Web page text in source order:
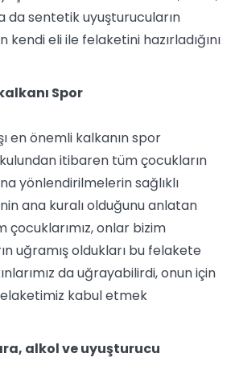
da sentetik uyuşturucuların
kendi eli ile felaketini hazırladığını
Spor
en önemli kalkanın spor
itibaren tüm çocukların
yönlendirilmelerin sağlıklı
ana kuralı olduğunu anlatan
çocuklarımız, onlar bizim
uğramış oldukları bu felakete
da uğrayabilirdi, onun için
kabul etmek
alkol ve uyuşturucu